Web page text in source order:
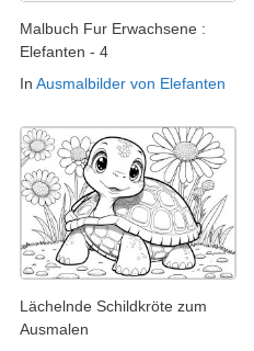
Malbuch Fur Erwachsene :
Elefanten - 4
In Ausmalbilder von Elefanten
Lächelnde Schildkröte zum
Ausmalen